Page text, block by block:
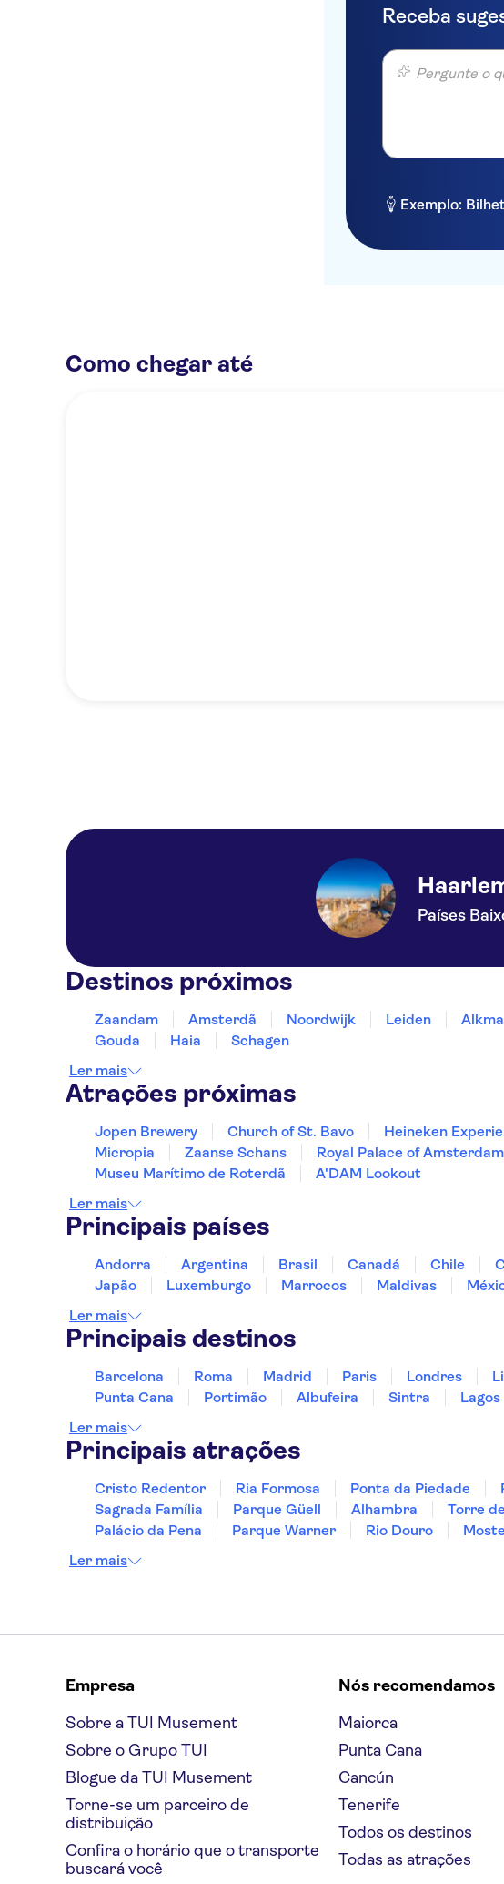
Receba
Pergunte o que
Exemplo:
Como chegar até
Países
Destinos próximos
Zaandam Amsterdã Noordwijk Leiden
Gouda
Haia
Schagen
Ler mais
Atrações próximas
Jopen Brewery Church of St. Bavo Heineken
Micropia
Zaanse Schans Royal Palace of Amsterdam
Museu Marítimo de Roterdã
A'DAM Lookout
Ler mais
Principais países
Andorra Argentina Brasil Canadá Chile
Japão
Luxemburgo Marrocos Maldivas
Ler mais
Principais destinos
Barcelona Roma Madrid Paris Londres
Punta Cana
Portimão Albufeira Sintra Lagos
Ler mais
Principais atrações
Cristo Redentor Ria Formosa Ponta da Piedade
Sagrada Família
Parque Güell Alhambra Torre
Palácio da Pena
Parque Warner Rio Douro
Ler mais
Empresa
Sobre a TUI Musement
Sobre o Grupo TUI
Blogue da TUI Musement
Torne-se um parceiro de
distribuição
Confira o horário que o transporte
buscará você
Nós recomendamos
Maiorca
Punta Cana
Cancún
Tenerife
Todos os destinos
Todas as atrações